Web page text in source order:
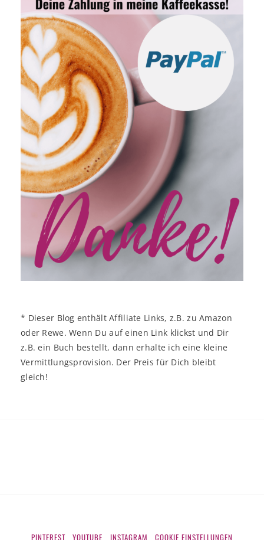
* Dieser Blog enthält Affiliate Links, z.B. zu Amazon
oder Rewe. Wenn Du auf einen Link klickst und Dir
z.B. ein Buch bestellt, dann erhalte ich eine kleine
Vermittlungsprovision. Der Preis für Dich bleibt
gleich!
PINTEREST YOUTUBE INSTAGRAM COOKIE EINSTELLUNGEN